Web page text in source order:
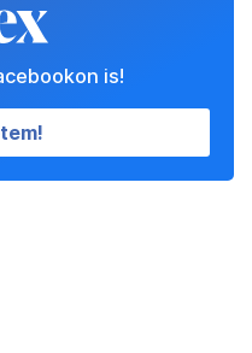
is!